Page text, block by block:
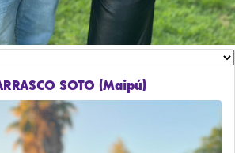
SOTO (Maipú)